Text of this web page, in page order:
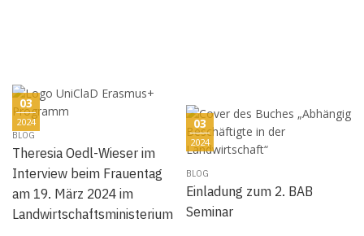
03
2024
BLOG
Theresia Oedl-Wieser im
Interview beim Frauentag
am 19. März 2024 im
Landwirtschaftsministerium
03
2024
BLOG
Einladung zum 2. BAB
Seminar